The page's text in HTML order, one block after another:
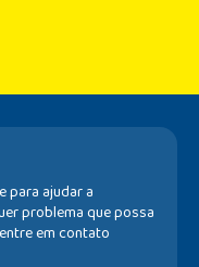
para ajudar a
problema que possa
em contato